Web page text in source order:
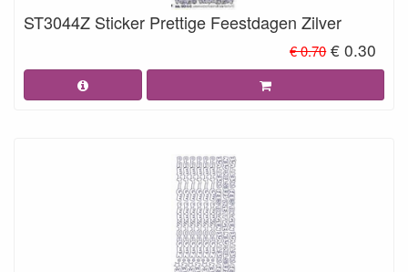
ST3044Z Sticker Prettige Feestdagen Zilver
€ 0.70 € 0.30